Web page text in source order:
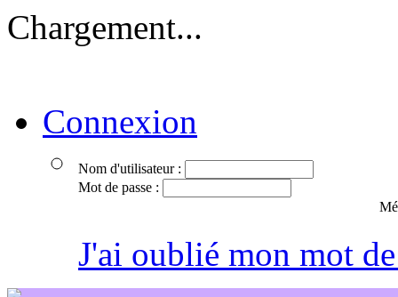
Chargement...
Connexion
Nom d'utilisateur :
Mot de passe :
J'ai oublié mon mot de